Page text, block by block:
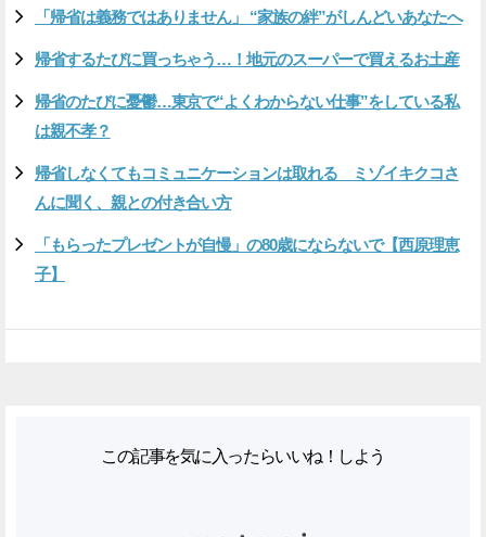
「帰省は義務ではありません」 “家族の絆”がしんどいあなたへ
帰省するたびに買っちゃう…！地元のスーパーで買えるお土産
帰省のたびに憂鬱…東京で“よくわからない仕事”をしている私
は親不孝？
帰省しなくてもコミュニケーションは取れる ミゾイキクコさ
んに聞く、親との付き合い方
「もらったプレゼントが自慢」の80歳にならないで【西原理恵
子】
この記事を気に入ったらいいね！しよう